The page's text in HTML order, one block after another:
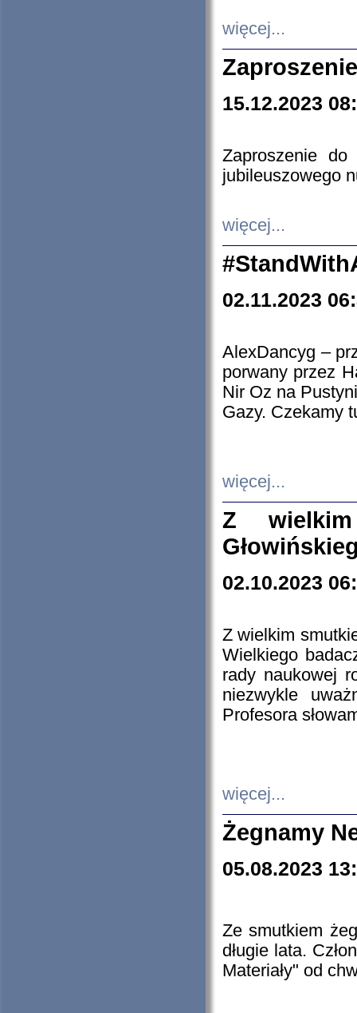
więcej...
15.12.2023
Zaproszenie do
jubileuszowego
więcej...
02.11.2023
AlexDancyg –
porwany przez
Nir Oz na
Gazy. Czekamy
więcej...
Z
02.10.2023
Z wielkim
Wielkiego
rady naukowej
niezwykle
Profesora
więcej...
Żegnamy
05.08.2023
Ze smutkiem
długie lata.
Materiały" od